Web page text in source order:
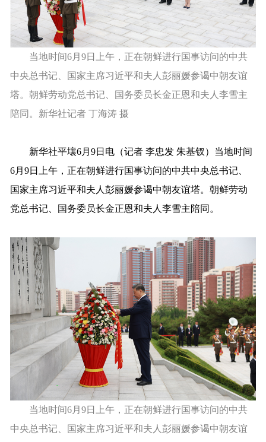
当地时间6月9日上午，正在朝鲜进行国事访问的中共
中央总书记、国家主席习近平和夫人彭丽媛参谒中朝友谊
塔。朝鲜劳动党总书记、国务委员长金正恩和夫人李雪主
陪同。新华社记者 丁海涛 摄
新华社平壤6月9日电（记者 李忠发 朱基钗）当地时间
6月9日上午，正在朝鲜进行国事访问的中共中央总书记、
国家主席习近平和夫人彭丽媛参谒中朝友谊塔。朝鲜劳动
党总书记、国务委员长金正恩和夫人李雪主陪同。
当地时间6月9日上午，正在朝鲜进行国事访问的中共
中央总书记、国家主席习近平和夫人彭丽媛参谒中朝友谊